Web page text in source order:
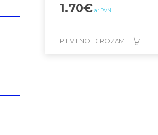
1.70€ ar PVN
PIEVIENOT GROZAM